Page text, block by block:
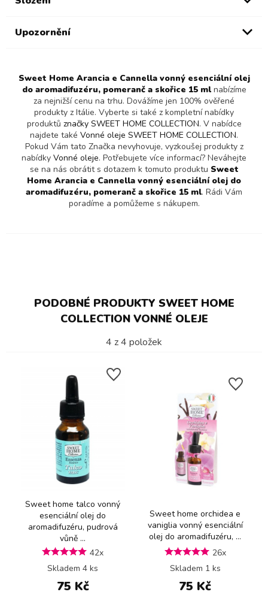
Upozornění
Sweet Home Arancia e Cannella vonný esenciální olej
do aromadifuzéru, pomeranč a skořice 15 mlnabízíme
za nejnižší cenu na trhu. Dovážíme jen 100% ověřené
produkty z Itálie. Vyberte si také z kompletní nabídky
produktů značky SWEET HOME COLLECTION. V nabídce
najdete také Vonné oleje SWEET HOME COLLECTION.
Pokud Vám tato Značka nevyhovuje, vyzkoušej produkty z
nabídky Vonné oleje. Potřebujete více informací? Neváhejte
se na nás obrátit s dotazem k tomuto produktu Sweet
Home Arancia e Cannella vonný esenciální olej do
aromadifuzéru, pomeranč a skořice 15 ml. Rádi Vám
poradíme a pomůžeme s nákupem.
PODOBNÉ PRODUKTY SWEET HOME
COLLECTION VONNÉ OLEJE
4 z4 položek
Sweet home talco vonný
esenciální olej do
aromadifuzéru, pudrová
vůně ...
42x
Skladem 4 ks
75 Kč
Sweet home orchidea e
vaniglia vonný esenciální
olej do aromadifuzéru, ...
26x
Skladem 1 ks
75 Kč